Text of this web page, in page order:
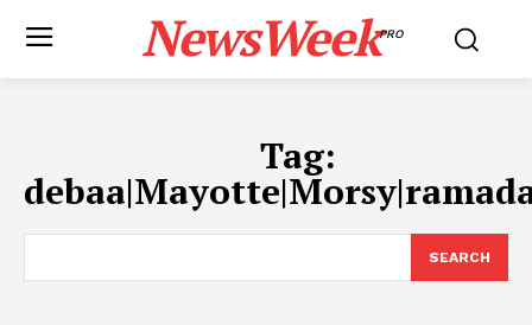
NewsWeekPRO
Tag:
SEARCH